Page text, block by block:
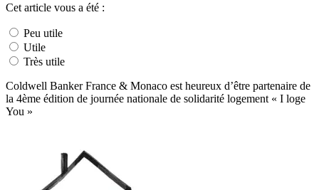
Cet article vous a été :
Peu utile
Utile
Très utile
Coldwell Banker France & Monaco est heureux d’être partenaire de
la 4ème édition de journée nationale de solidarité logement « I loge
You »